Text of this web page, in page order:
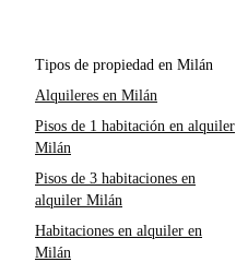
Tipos de propiedad en Milán
Alquileres en Milán
Pisos de 1 habitación en alquiler
Milán
Pisos de 3 habitaciones en
alquiler Milán
Habitaciones en alquiler en
Milán